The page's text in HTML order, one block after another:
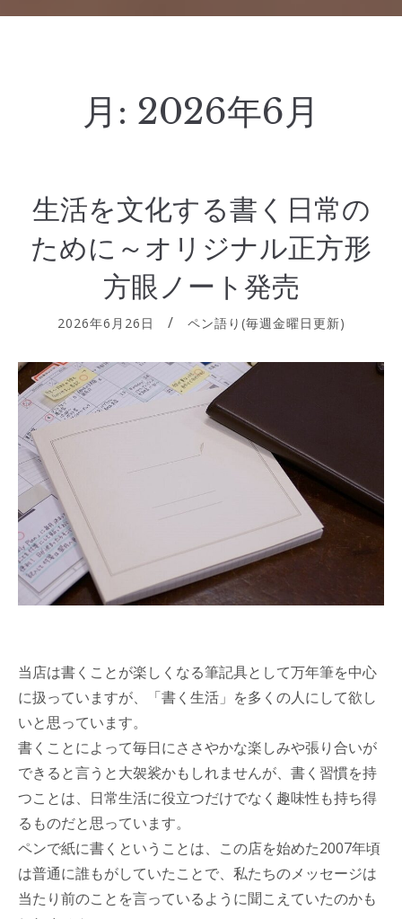
月: 2026年6月
生活を文化する書く日常の
ために～オリジナル正方形
方眼ノート発売
2026年6月26日 ペン語り(毎週金曜日更新)
当店は書くことが楽しくなる筆記具として万年筆を中心
に扱っていますが、「書く生活」を多くの人にして欲し
いと思っています。
書くことによって毎日にささやかな楽しみや張り合いが
できると言うと大袈裟かもしれませんが、書く習慣を持
つことは、日常生活に役立つだけでなく趣味性も持ち得
るものだと思っています。
ペンで紙に書くということは、この店を始めた2007年頃
は普通に誰もがしていたことで、私たちのメッセージは
当たり前のことを言っているように聞こえていたのかも